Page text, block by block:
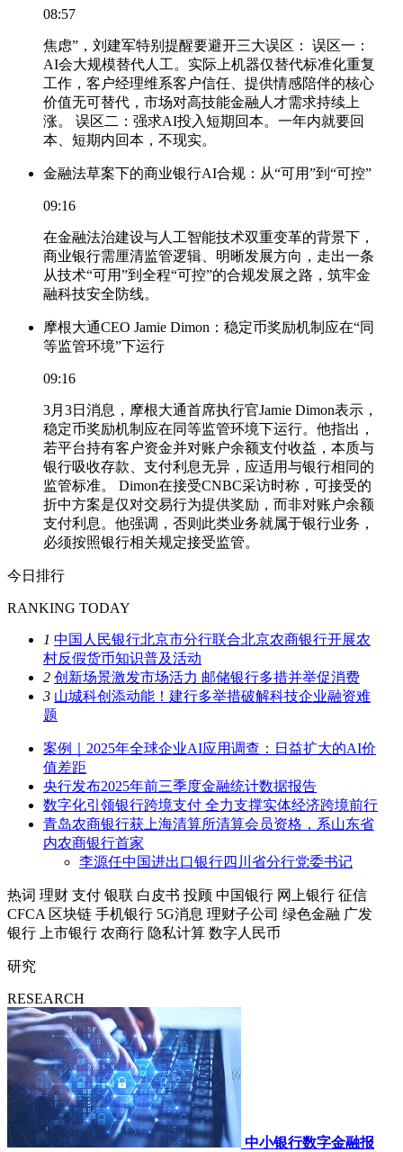
08:57
焦虑”，刘建军特别提醒要避开三大误区： 误区一：
AI会大规模替代人工。实际上机器仅替代标准化重复
工作，客户经理维系客户信任、提供情感陪伴的核心
价值无可替代，市场对高技能金融人才需求持续上
涨。 误区二：强求AI投入短期回本。一年内就要回
本、短期内回本，不现实。
金融法草案下的商业银行AI合规：从“可用”到“可控”
09:16
在金融法治建设与人工智能技术双重变革的背景下，
商业银行需厘清监管逻辑、明晰发展方向，走出一条
从技术“可用”到全程“可控”的合规发展之路，筑牢金
融科技安全防线。
摩根大通CEO Jamie Dimon：稳定币奖励机制应在“同
等监管环境”下运行
09:16
3月3日消息，摩根大通首席执行官Jamie Dimon表示，
稳定币奖励机制应在同等监管环境下运行。他指出，
若平台持有客户资金并对账户余额支付收益，本质与
银行吸收存款、支付利息无异，应适用与银行相同的
监管标准。 Dimon在接受CNBC采访时称，可接受的
折中方案是仅对交易行为提供奖励，而非对账户余额
支付利息。他强调，否则此类业务就属于银行业务，
必须按照银行相关规定接受监管。
今日排行
RANKING TODAY
1 中国人民银行北京市分行联合北京农商银行开展农
村反假货币知识普及活动
2 创新场景激发市场活力 邮储银行多措并举促消费
3 山城科创添动能！建行多举措破解科技企业融资难
题
案例｜2025年全球企业AI应用调查：日益扩大的AI价
值差距
央行发布2025年前三季度金融统计数据报告
数字化引领银行跨境支付 全力支撑实体经济跨境前行
青岛农商银行获上海清算所清算会员资格，系山东省
内农商银行首家
李源任中国进出口银行四川省分行党委书记
热词 理财 支付 银联 白皮书 投顾 中国银行 网上银行 征信
CFCA 区块链 手机银行 5G消息 理财子公司 绿色金融 广发
银行
上市银行 农商行 隐私计算 数字人民币
研究
RESEARCH
中小银行数字金融报